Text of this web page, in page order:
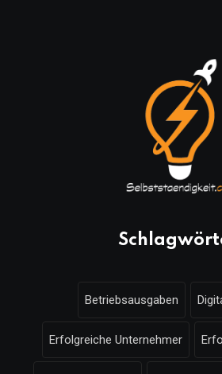
Betriebsausgaben
Erfolgreiche Unternehmer